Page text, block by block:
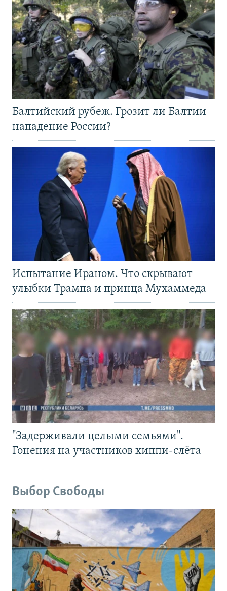
Балтийский рубеж. Грозит ли Балтии
нападение России?
Испытание Ираном. Что скрывают
улыбки Трампа и принца Мухаммеда
"Задерживали целыми семьями".
Гонения на участников хиппи-слёта
Выбор Свободы